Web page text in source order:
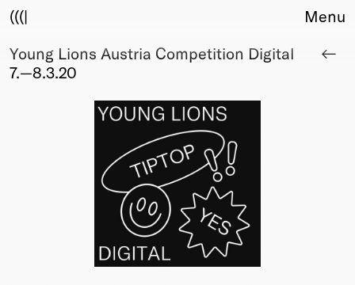
(((|
About
Club
Membership
Menu
Young Lions Austria Competition Digital
7.—8.3.20